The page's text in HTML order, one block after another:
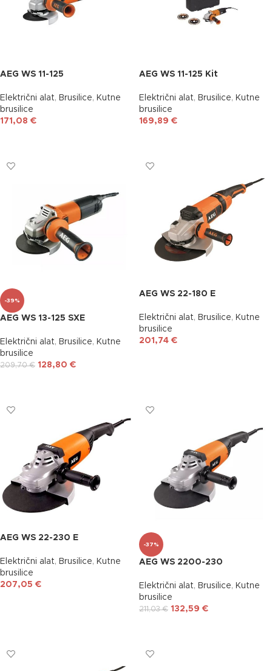
AEG WS 11-125
Električni alat, Brusilice, Kutne
brusilice
171,08 €
AEG WS 11-125 Kit
Električni alat, Brusilice, Kutne
brusilice
169,89 €
-39%
AEG WS 13-125 SXE
Električni alat, Brusilice, Kutne
brusilice
209,70€ 128,80 €
AEG WS 22-180 E
Električni alat, Brusilice, Kutne
brusilice
201,74 €
AEG WS 22-230 E
Električni alat, Brusilice, Kutne
brusilice
207,05 €
-37%
AEG WS 2200-230
Električni alat, Brusilice, Kutne
brusilice
211,03€ 132,59 €